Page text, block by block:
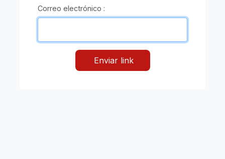
Correo electrónico :
Enviar link